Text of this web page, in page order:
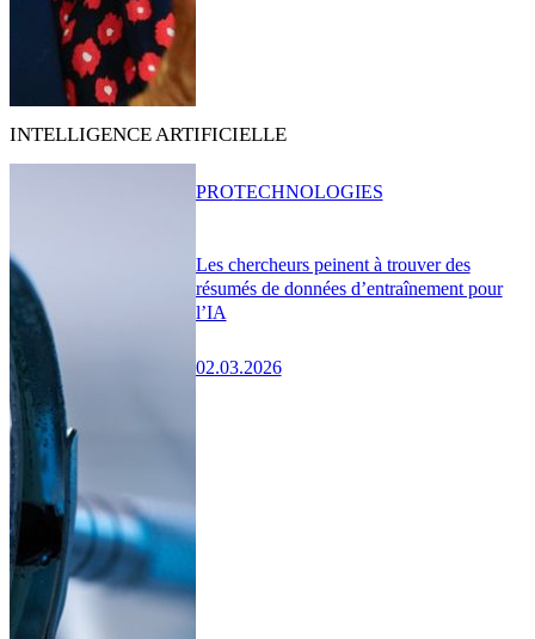
INTELLIGENCE ARTIFICIELLE
Les chercheurs peinent à trouver des
résumés de données d’entraînement pour
l’IA
02.03.2026
PROTECHNOLOGIES